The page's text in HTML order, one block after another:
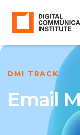
DMI TRACK
Email